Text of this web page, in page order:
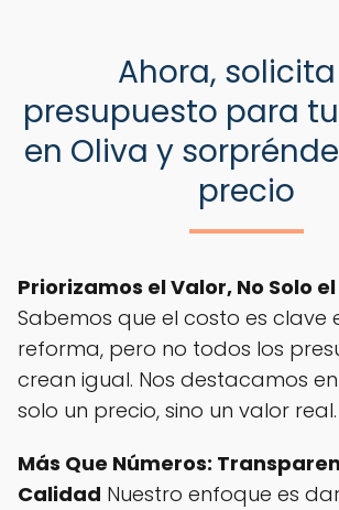
Ahora,
presupuesto para
en Oliva y
precio
Priorizamos el Valor, No Solo
Sabemos que el costo es clave
reforma, pero no todos los
crean igual. Nos destacamos
solo un precio, sino un valor real.
Más Que Números:
Calidad Nuestro enfoque es